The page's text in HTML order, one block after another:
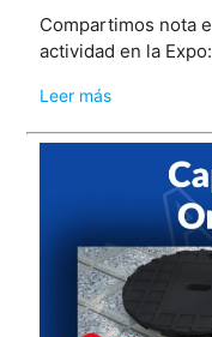
Compartimos nota
actividad en la
Leer más